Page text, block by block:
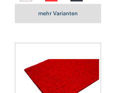
mehr Varianten